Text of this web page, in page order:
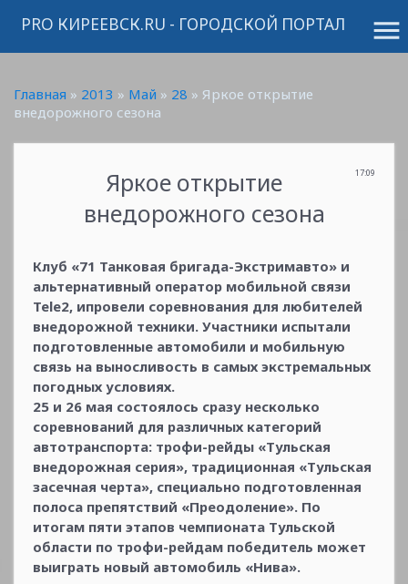
menu
PRO КИРЕЕВСК.RU - ГОРОДСКОЙ ПОРТАЛ
Главная » 2013 » Май » 28 » Яркое открытие
внедорожного сезона
17:09
Яркое открытие
внедорожного сезона
Клуб «71 Танковая бригада-Экстримавто» и
альтернативный оператор мобильной связи
Tele2, ипровели соревнования для любителей
внедорожной техники. Участники испытали
подготовленные автомобили и мобильную
связь на выносливость в самых экстремальных
погодных условиях.
25 и 26 мая состоялось сразу несколько
соревнований для различных категорий
автотранспорта: трофи-рейды «Тульская
внедорожная серия», традиционная «Тульская
засечная черта», специально подготовленная
полоса препятствий «Преодоление». По
итогам пяти этапов чемпионата Тульской
области по трофи-рейдам победитель может
выиграть новый автомобиль «Нива».